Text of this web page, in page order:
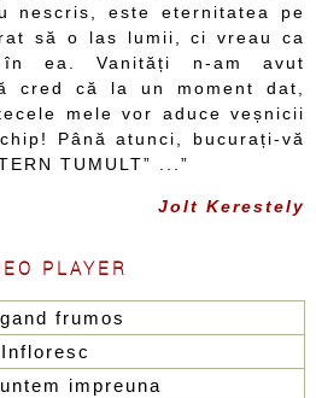
nescris, este eternitatea pe
să o las lumii, ci vreau ca
ea. Vanități n-am avut
cred că la un moment dat,
mele vor aduce veșnicii
Până atunci, bucurați-vă
TUMULT” ...”
Jolt Kerestely
PLAYER
frumos
Infloresc
impreuna